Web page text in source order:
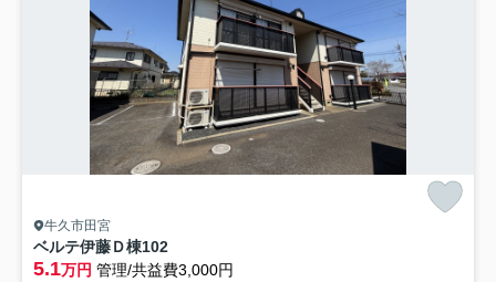
牛久市田宮
ベルテ伊藤Ｄ棟102
5.1万円 管理/共益費3,000円